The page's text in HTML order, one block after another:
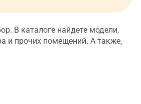
В каталоге найдете модели,
и прочих помещений. А также,